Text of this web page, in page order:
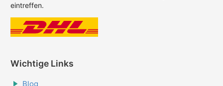
eintreffen.
Wichtige Links
Blog